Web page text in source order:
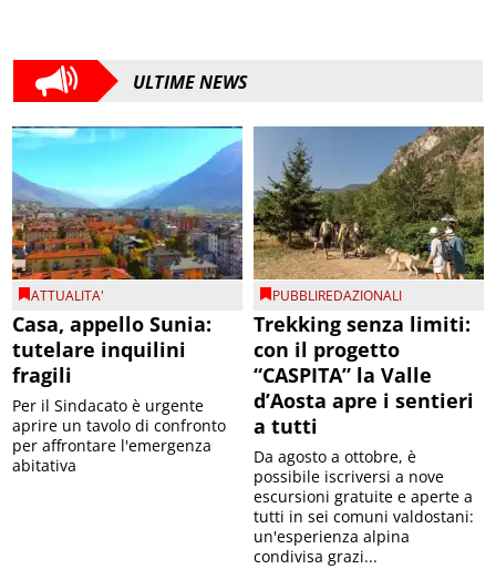
ULTIME NEWS
ATTUALITA'
Casa, appello Sunia:
tutelare inquilini
fragili
Per il Sindacato è urgente
aprire un tavolo di confronto
per affrontare l'emergenza
abitativa
PUBBLIREDAZIONALI
Trekking senza limiti:
con il progetto
“CASPITA” la Valle
d’Aosta apre i sentieri
a tutti
Da agosto a ottobre, è
possibile iscriversi a nove
escursioni gratuite e aperte a
tutti in sei comuni valdostani:
un'esperienza alpina
condivisa grazi...